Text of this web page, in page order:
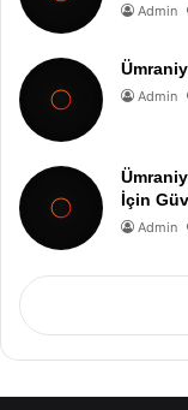
Admin
Admin
İçin
Admin